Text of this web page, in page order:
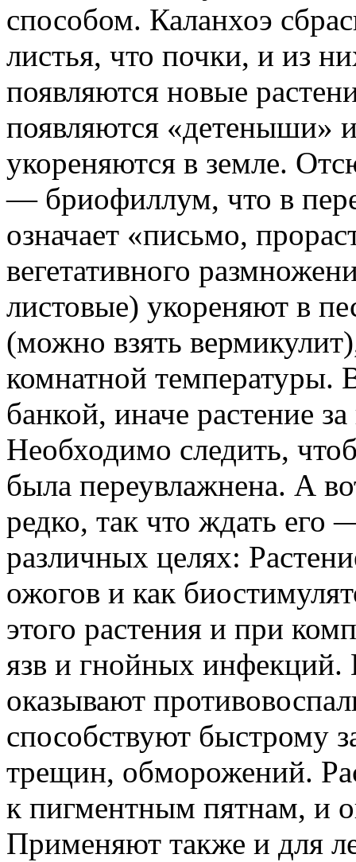
способом. Каланхоэ
листья, что почки, и из
появляются новые
появляются «детеныши»
укореняются в земле.
— бриофиллум, что в
означает «письмо,
вегетативного
листовые) укореняют в
(можно взять
комнатной температуры.
банкой, иначе растение
Необходимо следить,
была переувлажнена. А
редко, так что ждать его
различных целях:
ожогов и как
этого растения и при
язв и гнойных инфекций.
оказывают
способствуют быстрому
трещин, обморожений.
к пигментным пятнам, и
Применяют также и для